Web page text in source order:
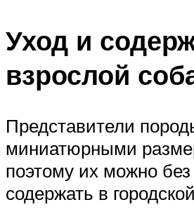
Уход и
взрослой
Представители
миниатюрными
поэтому их можно
содержать в